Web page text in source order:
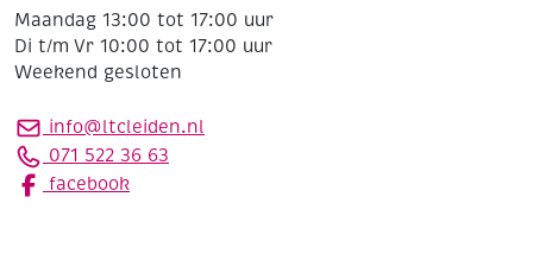
Maandag 13:00 tot 17:00 uur
Di t/m Vr 10:00 tot 17:00 uur
Weekend gesloten
info@ltcleiden.nl
071 522 36 63
facebook